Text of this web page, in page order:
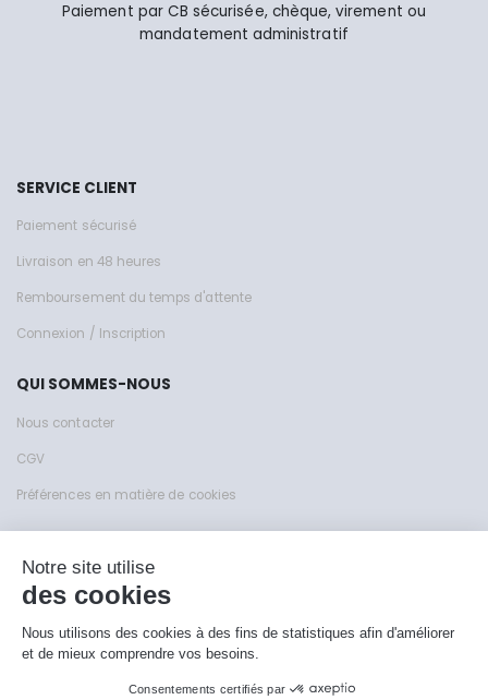
Paiement par CB sécurisée, chèque, virement ou
mandatement administratif
SERVICE CLIENT
Paiement sécurisé
Livraison en 48 heures
Remboursement du temps d'attente
Connexion / Inscription
QUI SOMMES-NOUS
Nous contacter
CGV
Préférences en matière de cookies